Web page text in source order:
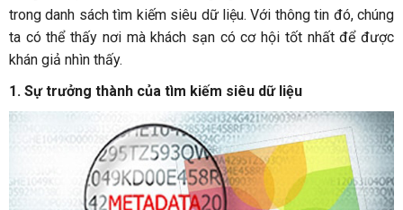
trong danh sách tìm kiếm siêu dữ liệu. Với thông tin đó, chúng
ta có thể thấy nơi mà khách sạn có cơ hội tốt nhất để được
khán giả nhìn thấy.
1. Sự trưởng thành của tìm kiếm siêu dữ liệu